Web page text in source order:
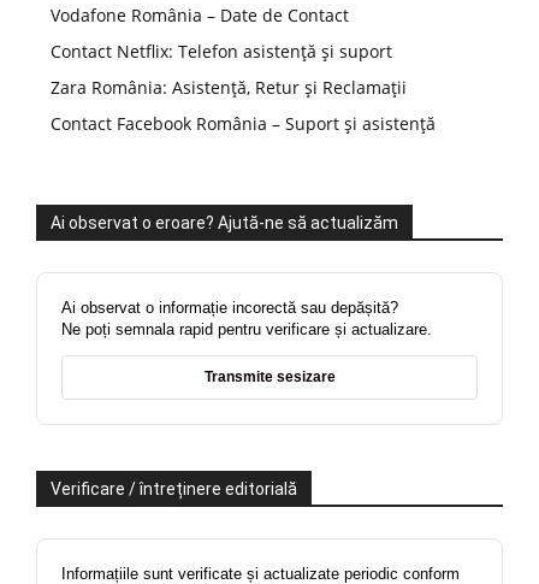
Vodafone România – Date de Contact
Contact Netflix: Telefon asistență și suport
Zara România: Asistență, Retur și Reclamații
Contact Facebook România – Suport și asistență
Ai observat o eroare? Ajută-ne să actualizăm
Ai observat o informație incorectă sau depășită?
Ne poți semnala rapid pentru verificare și actualizare.
Transmite sesizare
Verificare / întreținere editorială
Informațiile sunt verificate și actualizate periodic conform